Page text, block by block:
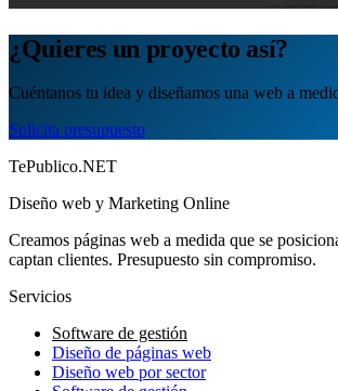
¿Quieres un proyecto así?
Cuéntanos tu idea y diseñamos una web a
Solicita presupuesto
TePublico.NET
Diseño web y Marketing Online
Creamos páginas web a medida que se
captan clientes. Presupuesto sin compromiso.
Servicios
Software de gestión
Diseño de páginas web
Diseño web por sector